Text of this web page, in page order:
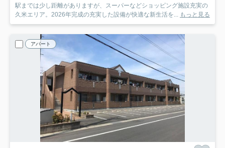
駅までは少し距離がありますが、スーパーなどショッピング施設充実の
久米エリア。2026年完成の充実した設備が快適な新生活を...
もっと見る
アパート